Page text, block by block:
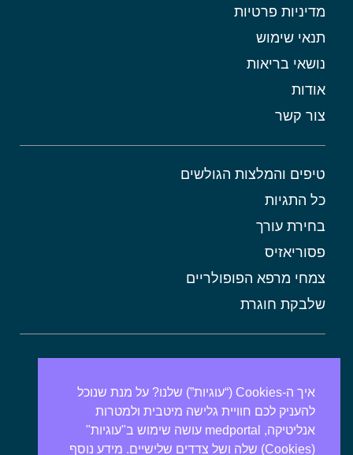
מדיניות פרטיות
תנאי שימוש
נושאי בריאות
אודות
צור קשר
טיפים והמלצות הגולשים
כל התגיות
בחירת עורך
פסוריאזיס
צמחי מרפא הפופולריים
שלבקת חוגרת
אורטיקריה
מתכונים בריאים
אבנים בכיס המרה
מרולה
איך ה-Cookies (“עוגיות”) שלנו? על מנת שנוכל
להעניק לכם חוויית גלישה מיטבית ולמטרות
אנליטיקה, medportal עושה שימוש ב"עוגיות"
(Cookies) שלה ושל צדדים שלישיים. מידע נוסף